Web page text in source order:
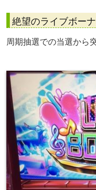
絶望のライブボー
周期抽選での当選から